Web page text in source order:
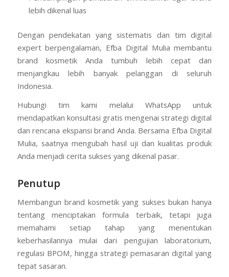
lebih dikenal luas
Dengan pendekatan yang sistematis dan tim digital
expert berpengalaman, Efba Digital Mulia membantu
brand kosmetik Anda tumbuh lebih cepat dan
menjangkau lebih banyak pelanggan di seluruh
Indonesia.
Hubungi tim kami melalui WhatsApp untuk
mendapatkan konsultasi gratis mengenai strategi digital
dan rencana ekspansi brand Anda. Bersama Efba Digital
Mulia, saatnya mengubah hasil uji dan kualitas produk
Anda menjadi cerita sukses yang dikenal pasar.
Penutup
Membangun brand kosmetik yang sukses bukan hanya
tentang menciptakan formula terbaik, tetapi juga
memahami setiap tahap yang menentukan
keberhasilannya mulai dari pengujian laboratorium,
regulasi BPOM, hingga strategi pemasaran digital yang
tepat sasaran.